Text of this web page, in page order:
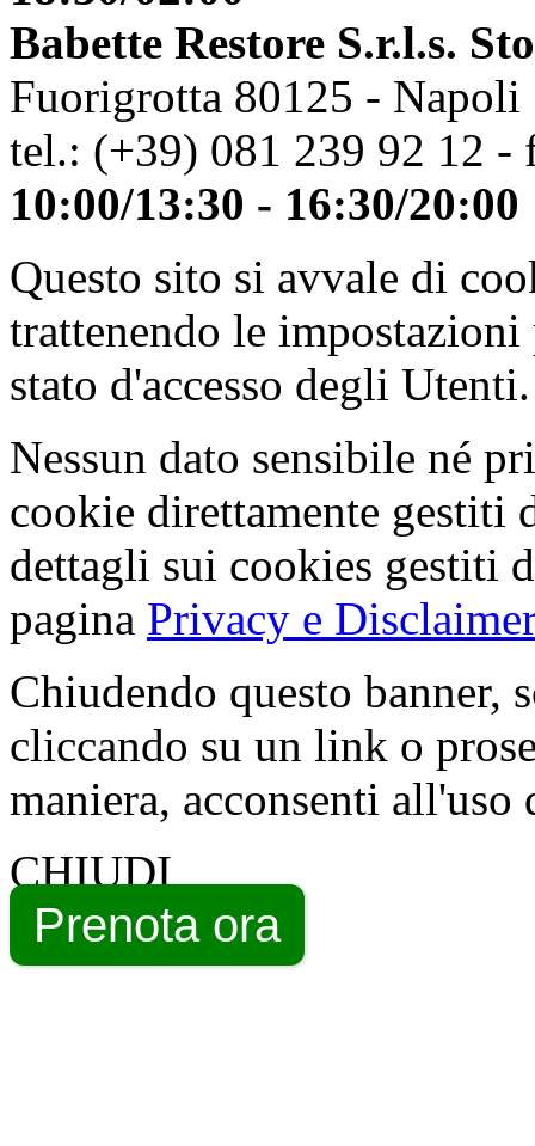
Babette Restore S.r.l.s.
Fuorigrotta 80125 - Napoli
tel.: (+39) 081 239 92 12 -
10:00/13:30 - 16:30/20:00
Questo sito si avvale di
trattenendo le
stato d'accesso degli Utenti.
Nessun dato sensibile né
cookie direttamente gestiti
dettagli sui cookies gestiti
pagina Privacy e Disclaimer
Chiudendo questo banner,
cliccando su un link o
maniera, acconsenti all'uso
CHIUDI
Prenota ora